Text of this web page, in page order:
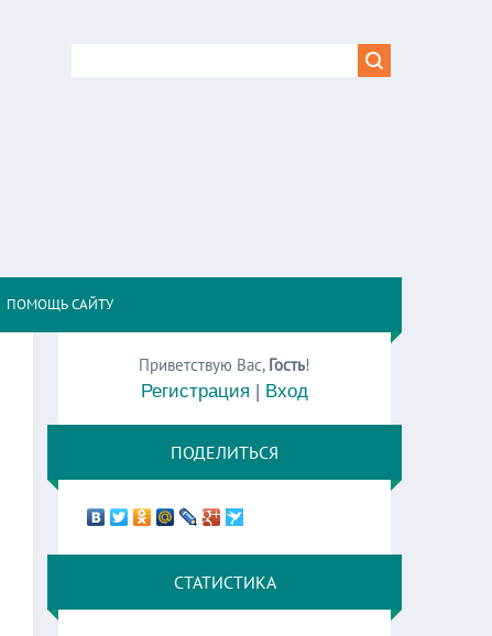
ПОМОЩЬ САЙТУ
Приветствую Вас, Гость!
Регистрация | Вход
ПОДЕЛИТЬСЯ
СТАТИСТИКА